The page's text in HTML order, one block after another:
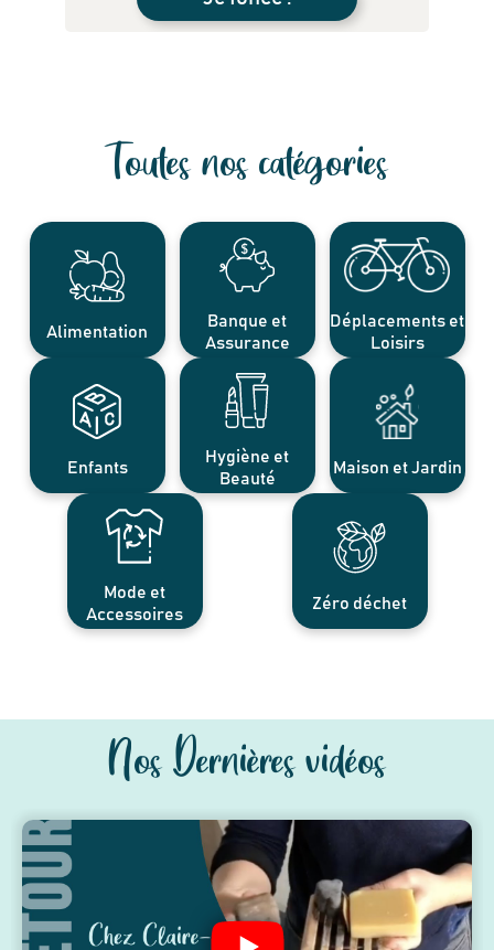
Toutes nos catégories
Alimentation
Banque et
Assurance
Déplacements et
Loisirs
Enfants
Hygiène et
Beauté
Maison et Jardin
Mode et
Accessoires
Zéro déchet
Nos Dernières vidéos